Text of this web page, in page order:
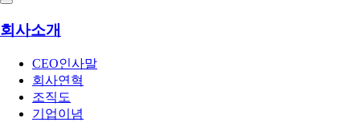
회사소개
CEO인사말
회사연혁
조직도
기업이념